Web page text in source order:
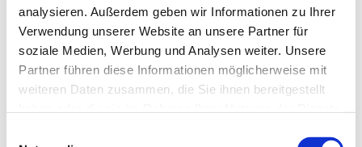
analysieren. Außerdem geben wir Informationen zu Ihrer
Verwendung unserer Website an unsere Partner für
soziale Medien, Werbung und Analysen weiter. Unsere
Partner führen diese Informationen möglicherweise mit
weiteren Daten zusammen, die Sie ihnen bereitgestellt
Thomas Walter05251/4422